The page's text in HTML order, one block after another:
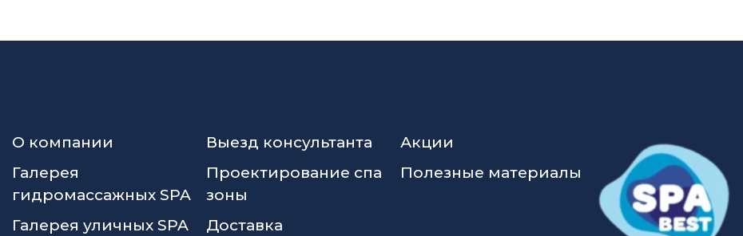
О компании
Галерея
гидромассажных SPA
Галерея уличных SPA
Выезд консультанта
Проектирование спа
зоны
Доставка
Акции
Полезные материалы